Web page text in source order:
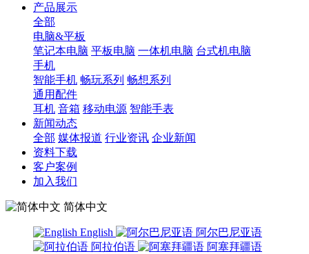
产品展示
全部
电脑&平板
笔记本电脑 平板电脑 一体机电脑 台式机电脑
手机
智能手机 畅玩系列 畅想系列
通用配件
耳机 音箱 移动电源 智能手表
新闻动态
全部 媒体报道 行业资讯 企业新闻
资料下载
客户案例
加入我们
简体中文
English
阿尔巴尼亚语
阿拉伯语
阿塞拜疆语